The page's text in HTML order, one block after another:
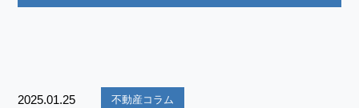
不動産コラム
2025.01.25